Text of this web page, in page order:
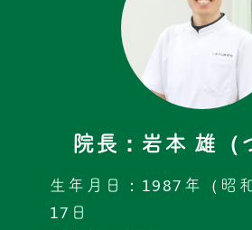
院長：岩本 雄（
生年月日：1987年（昭
17日